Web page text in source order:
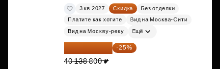
3 кв 2027 Скидка
Без отделки
Платите как хотите
Вид на Москва-Сити
Вид на Москву-реку Ещё
30 104 100 ₽ -25%
40 138 800 ₽